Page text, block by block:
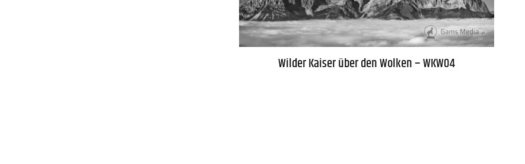
Wilder Kaiser über den Wolken – WKW04